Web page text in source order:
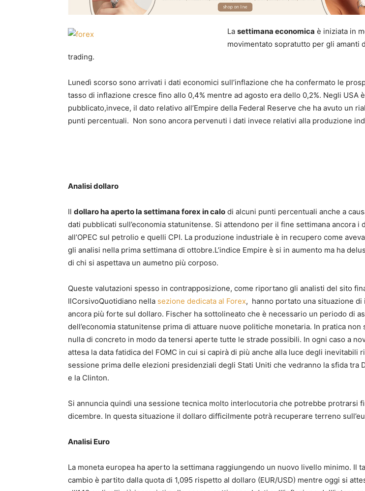
La settimana economica è iniziata in
movimentato sopratutto per gli amanti
trading.
Lunedì scorso sono arrivati i dati economici sull’inflazione che ha confermato le
tasso di inflazione cresce fino allo 0,4% mentre ad agosto era dello 0,2%. Negli USA
pubblicato,invece, il dato relativo all’Empire della Federal Reserve che ha avuto un
punti percentuali. Non sono ancora pervenuti i dati invece relativi alla produzione
Analisi dollaro
Il dollaro ha aperto la settimana forex in calo di alcuni punti percentuali anche a
dati pubblicati sull’economia statunitense. Si attendono per il fine settimana ancora i
all’OPEC sul petrolio e quelli CPI. La produzione industriale è in recupero come
gli analisi nella prima settimana di ottobre.L’indice Empire è si in aumento ma ha
di chi si aspettava un aumetno più corposo.
Queste valutazioni spesso in contrapposizione, come riportano gli analisti del sito
IlCorsivoQuotidiano nella sezione dedicata al Forex, hanno portato una situazione di
ancora più forte sul dollaro. Fischer ha sottolineato che è necessario un periodo di
dell’economia statunitense prima di attuare nuove politiche monetaria. In pratica non
nulla di concreto in modo da tenersi aperte tutte le strade possibili. In ogni caso a
attesa la data fatidica del FOMC in cui si capirà di più anche alla luce degli inevitabili
sessione prima delle elezioni presidenziali degli Stati Uniti che vedranno la sfida tra
e la Clinton.
Si annuncia quindi una sessione tecnica molto interlocutoria che potrebbe protrarsi
dicembre. In questa situazione il dollaro difficilmente potrà recuperare terreno
Analisi Euro
La moneta europea ha aperto la settimana raggiungendo un nuovo livello minimo. Il
cambio è partito dalla quota di 1,095 rispetto al dollaro (EUR/USD) mentre oggi si